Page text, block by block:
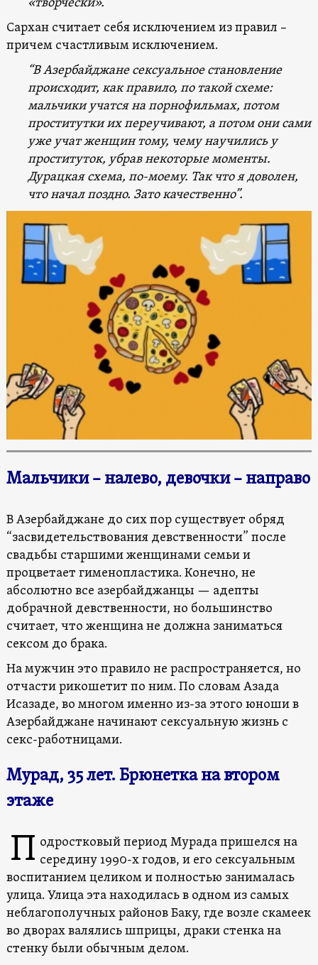
Сархан считает себя исключением из правил –
причем счастливым исключением.
“В Азербайджане сексуальное становление
происходит, как правило, по такой схеме:
мальчики учатся на порнофильмах, потом
проститутки их переучивают, а потом они сами
уже учат женщин тому, чему научились у
проституток, убрав некоторые моменты.
Дурацкая схема, по-моему. Так что я доволен,
что начал поздно. Зато качественно”.
Мальчики – налево, девочки – направо
В Азербайджане до сих пор существует обряд
“засвидетельствования девственности” после
свадьбы старшими женщинами семьи и
процветает гименопластика. Конечно, не
абсолютно все азербайджанцы — адепты
добрачной девственности, но большинство
считает, что женщина не должна заниматься
сексом до брака.
На мужчин это правило не распространяется, но
отчасти рикошетит по ним. По словам Азада
Исазаде, во многом именно из-за этого юноши в
Азербайджане начинают сексуальную жизнь с
секс-работницами.
Мурад, 35 лет. Брюнетка на втором
этаже
П одростковый период Мурада пришелся на
середину 1990-х годов, и его сексуальным
воспитанием целиком и полностью занималась
улица. Улица эта находилась в одном из самых
неблагополучных районов Баку, где возле скамеек
во дворах валялись шприцы, драки стенка на
стенку были обычным делом.